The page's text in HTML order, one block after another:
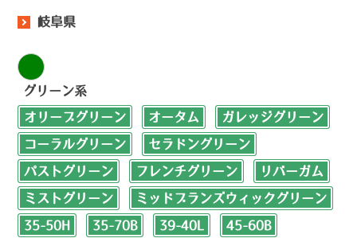
岐阜県
グリーン系
オリーブグリーン オータム ガレッジグリーン
コーラルグリーン セラドングリーン
パストグリーン フレンチグリーン リバーガム
ミストグリーン ミッドブランズウィックグリーン
35-50H 35-70B 39-40L 45-60B